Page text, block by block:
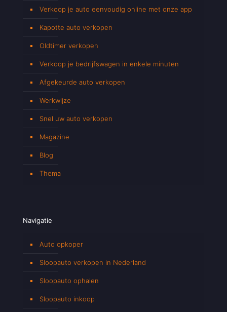
Verkoop je auto eenvoudig online met onze app
Kapotte auto verkopen
Oldtimer verkopen
Verkoop je bedrijfswagen in enkele minuten
Afgekeurde auto verkopen
Werkwijze
Snel uw auto verkopen
Magazine
Blog
Thema
Navigatie
Auto opkoper
Sloopauto verkopen in Nederland
Sloopauto ophalen
Sloopauto inkoop